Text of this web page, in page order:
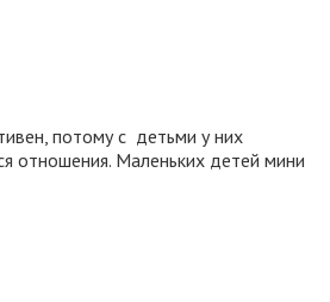
потому с детьми у них
отношения. Маленьких детей мини